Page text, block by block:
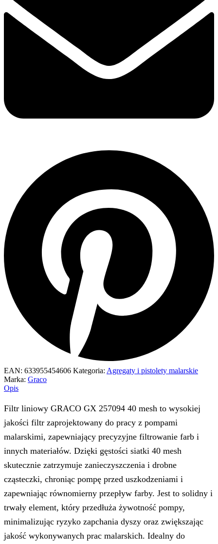
EAN: 633955454606 Kategoria: Agregaty i pistolety malarskie
Marka: Graco
Opis
Filtr liniowy GRACO GX 257094 40 mesh to wysokiej
jakości filtr zaprojektowany do pracy z pompami
malarskimi, zapewniający precyzyjne filtrowanie farb i
innych materiałów. Dzięki gęstości siatki 40 mesh
skutecznie zatrzymuje zanieczyszczenia i drobne
cząsteczki, chroniąc pompę przed uszkodzeniami i
zapewniając równomierny przepływ farby. Jest to solidny i
trwały element, który przedłuża żywotność pompy,
minimalizując ryzyko zapchania dyszy oraz zwiększając
jakość wykonywanych prac malarskich. Idealny do